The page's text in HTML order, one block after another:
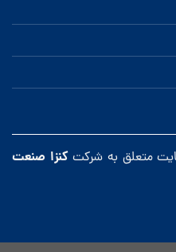
متعلق به شرکتکنزا صنعت